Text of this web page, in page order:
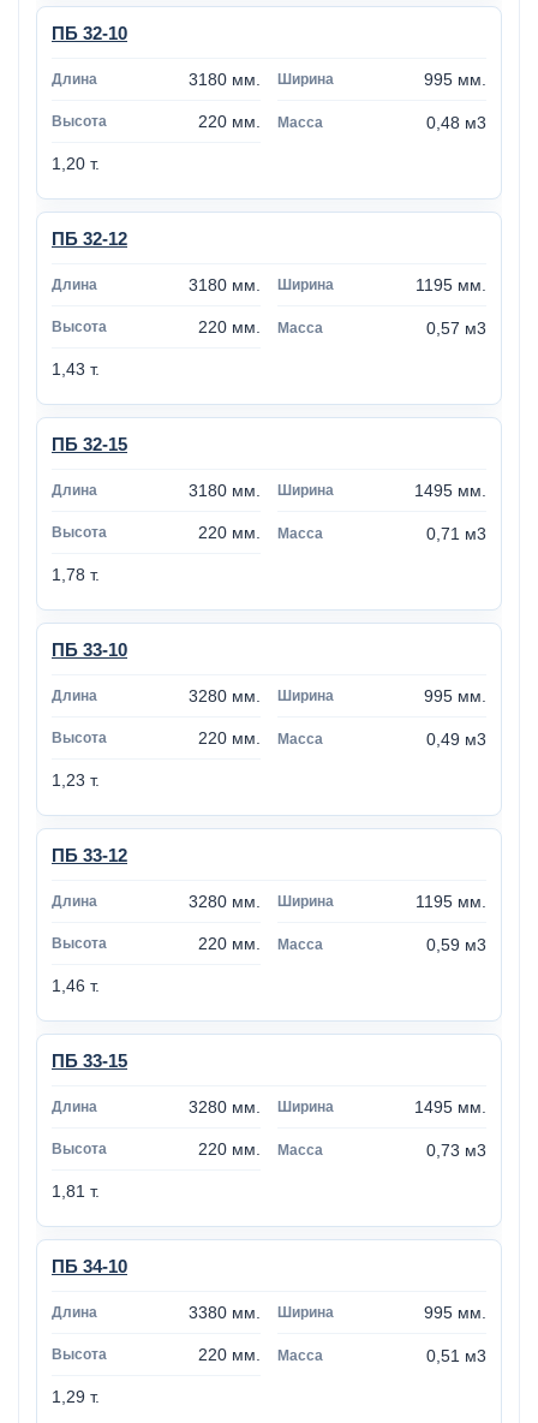
ПБ 32-10
3180 мм. 995 мм.
220 мм. 0,48 м3
1,20 т.
ПБ 32-12
3180 мм. 1195 мм.
220 мм. 0,57 м3
1,43 т.
ПБ 32-15
3180 мм. 1495 мм.
220 мм. 0,71 м3
1,78 т.
ПБ 33-10
3280 мм. 995 мм.
220 мм. 0,49 м3
1,23 т.
ПБ 33-12
3280 мм. 1195 мм.
220 мм. 0,59 м3
1,46 т.
ПБ 33-15
3280 мм. 1495 мм.
220 мм. 0,73 м3
1,81 т.
ПБ 34-10
3380 мм. 995 мм.
220 мм. 0,51 м3
1,29 т.